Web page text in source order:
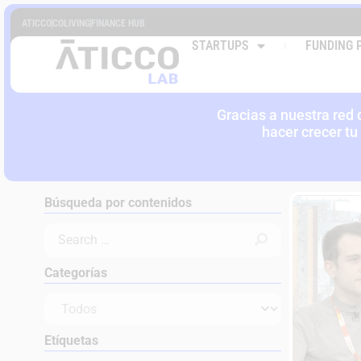
ATICCO COLIVING FINANCE HUB
STARTUPS FUNDING
Gracias a nuestra
hacer crecer
Búsqueda por contenidos
Categorías
Etíquetas